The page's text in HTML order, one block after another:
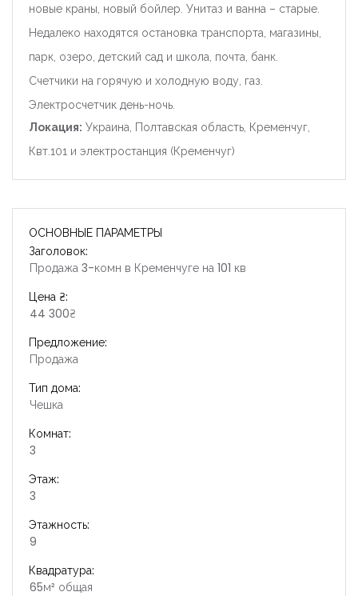
новые краны, новый бойлер. Унитаз и ванна – старые.
Недалеко находятся остановка транспорта, магазины,
парк, озеро, детский сад и школа, почта, банк.
Счетчики на горячую и холодную воду, газ.
Электросчетчик день-ночь.
Локация: Украина, Полтавская область, Кременчуг,
Квт.101 и электростанция (Кременчуг)
ОСНОВНЫЕ ПАРАМЕТРЫ
Заголовок:
Продажа 3-комн в Кременчуге на 101 кв
Цена ₴:
44 300₴
Предложение:
Продажа
Тип дома:
Чешка
Комнат:
3
Этаж:
3
Этажность:
9
Квадратура:
65м² общая